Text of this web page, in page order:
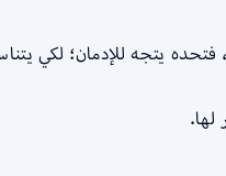
يتجه للإدمان؛ لكي